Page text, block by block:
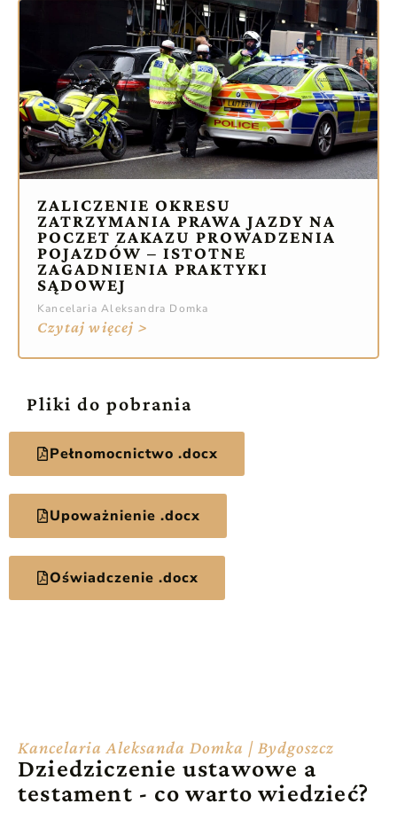
ZALICZENIE OKRESU
ZATRZYMANIA PRAWA JAZDY NA
POCZET ZAKAZU PROWADZENIA
POJAZDÓW – ISTOTNE
ZAGADNIENIA PRAKTYKI
SĄDOWEJ
Kancelaria Aleksandra Domka
Czytaj więcej >
Pliki do pobrania
Pełnomocnictwo .docx
Upoważnienie .docx
Oświadczenie .docx
Kancelaria Aleksanda Domka | Bydgoszcz
Dziedziczenie ustawowe a
testament - co warto wiedzieć?